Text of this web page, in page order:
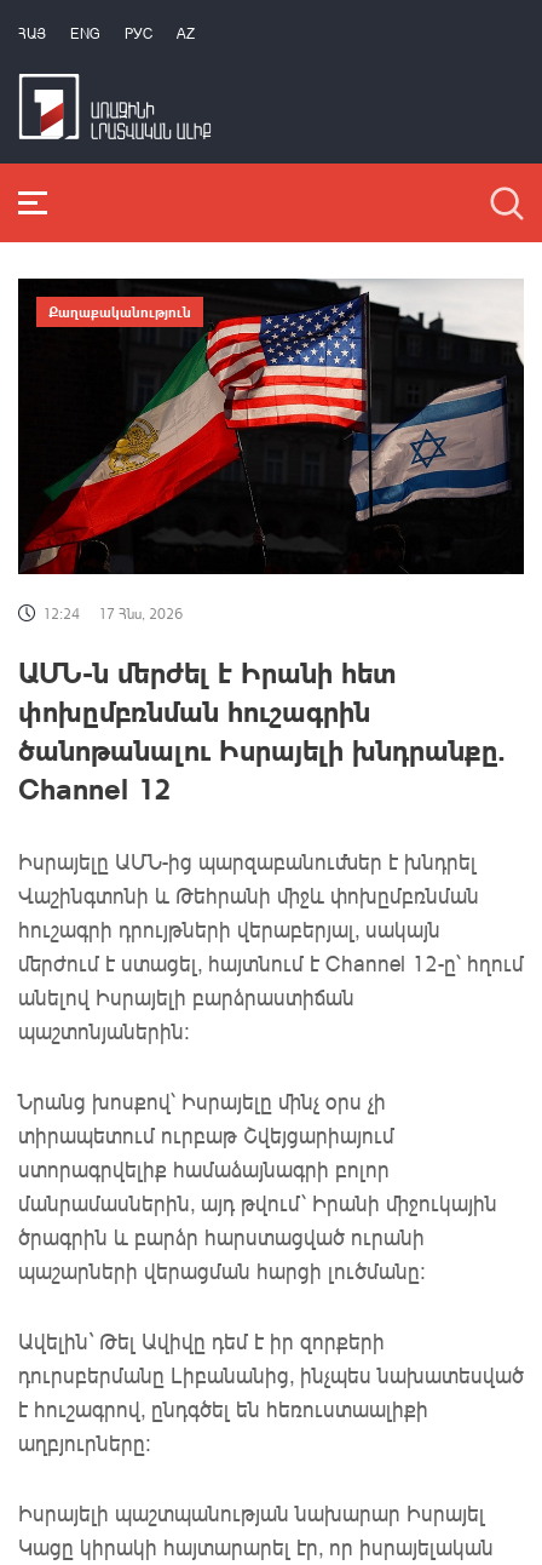
ՀԱՅ ENG РУС AZ
Քաղաքականություն
12:24 17 Հնս, 2026
ԱՄՆ-ն մերժել է Իրանի հետ
փոխըմբռնման հուշագրին
ծանոթանալու Իսրայելի խնդրանքը.
Channel 12
Իսրայելը ԱՄՆ-ից պարզաբանումներ է խնդրել
Վաշինգտոնի և Թեհրանի միջև փոխըմբռնման
հուշագրի դրույթների վերաբերյալ, սակայն
մերժում է ստացել, հայտնում է Channel 12-ը՝ հղում
անելով Իսրայելի բարձրաստիճան
պաշտոնյաներին։
Նրանց խոսքով՝ Իսրայելը մինչ օրս չի
տիրապետում ուրբաթ Շվեյցարիայում
ստորագրվելիք համաձայնագրի բոլոր
մանրամասներին, այդ թվում՝ Իրանի միջուկային
ծրագրին և բարձր հարստացված ուրանի
պաշարների վերացման հարցի լուծմանը:
Ավելին` Թել Ավիվը դեմ է իր զորքերի
դուրսբերմանը Լիբանանից, ինչպես նախատեսված
է հուշագրով, ընդգծել են հեռուստաալիքի
աղբյուրները։
Իսրայելի պաշտպանության նախարար Իսրայել
Կացը կիրակի հայտարարել էր, որ իսրայելական